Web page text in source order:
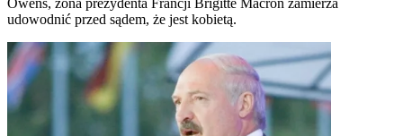
Owens, żona prezydenta Francji Brigitte Macron zamierza
udowodnić przed sądem, że jest kobietą.